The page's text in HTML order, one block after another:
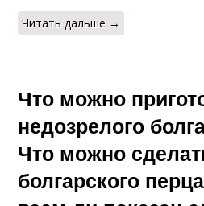
Читать дальше →
Что можно
недозрелого
Что можно
болгарского